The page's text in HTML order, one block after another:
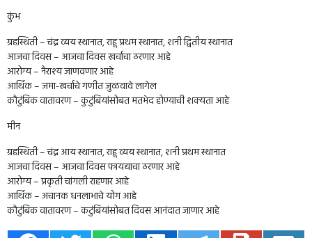
कुंभ
ग्रहस्थिती – चंद्र व्यय स्थानात, राहू प्रथम स्थानात, शनी द्वितीय स्थानात
आजचा दिवस – आजचा दिवस खर्चाचा ठरणार आहे
आरोग्य – नैराश्य जाणवणार आहे
आर्थिक – जमा-खर्चाचे गणीत जुळवावे लागेल
कौटुंबिक वातावरण – कुटुंबियांसोबत मतभेद होण्याची शक्यता आहे
मीन
ग्रहस्थिती – चंद्र आय स्थानात, राहू व्यय स्थानात, शनी प्रथम स्थानात
आजचा दिवस – आजचा दिवस फायद्याचा ठरणार आहे
आरोग्य – प्रकृती चांगली राहणार आहे
आर्थिक – अचानक धनलाभाचे योग आहे
कौटुंबिक वातावरण – कटुंबियांसोबत दिवस आनंदात जाणार आहे